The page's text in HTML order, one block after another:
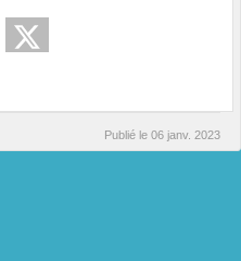
Publié le 06 janv. 2023